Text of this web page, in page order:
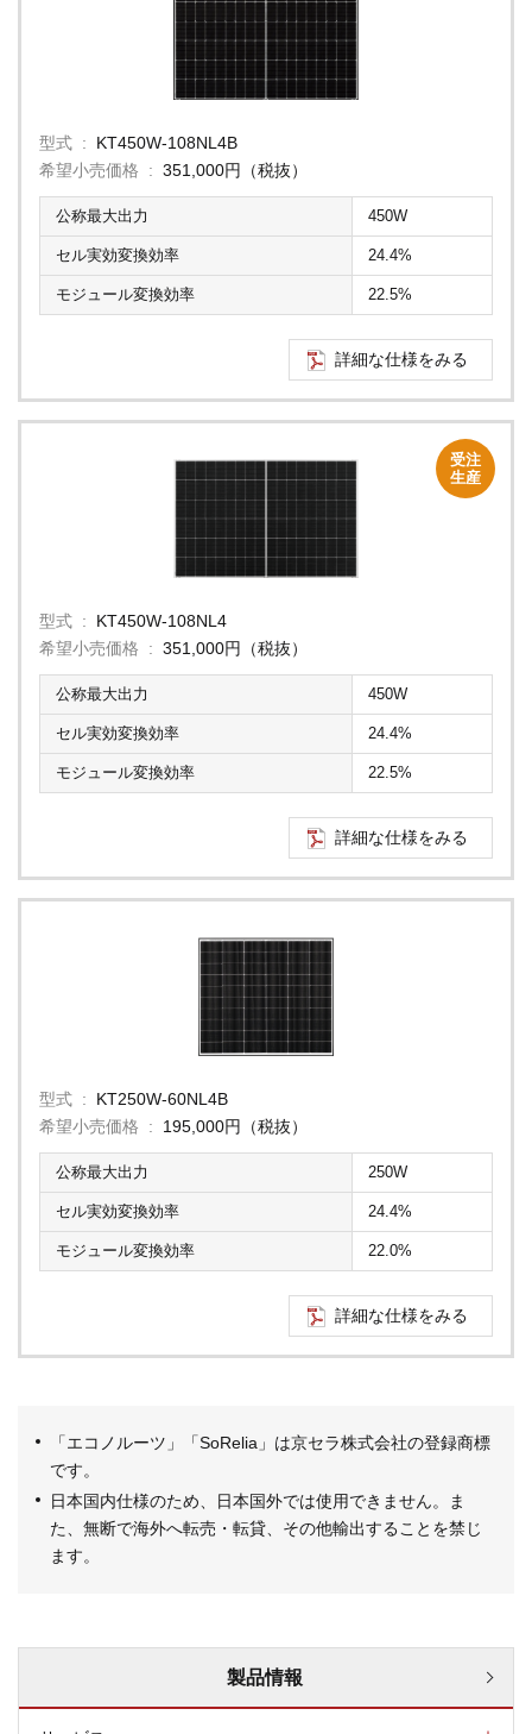
型式
KT450W-108NL4B
希望小売価格
351,000円（税抜）
公称最大出力 450W
セル実効変換効率 24.4%
モジュール変換効率 22.5%
詳細な仕様をみる
型式
KT450W-108NL4
希望小売価格
351,000円（税抜）
公称最大出力 450W
セル実効変換効率 24.4%
モジュール変換効率 22.5%
詳細な仕様をみる
受注
生産
型式
KT250W-60NL4B
希望小売価格
195,000円（税抜）
公称最大出力 250W
セル実効変換効率 24.4%
モジュール変換効率 22.0%
詳細な仕様をみる
「エコノルーツ」「SoRelia」は京セラ株式会社の登録商標
です。
日本国内仕様のため、日本国外では使用できません。ま
た、無断で海外へ転売・転貸、その他輸出することを禁じ
ます。
製品情報